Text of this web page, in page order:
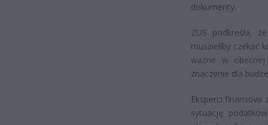
dokumenty.
ZUS podkreśla,
muszieliby czekać
ważne w
znaczenie dla
Eksperci finansowi
sytuację